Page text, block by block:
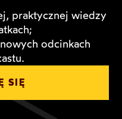
praktycznej wiedzy
odcinkach
SIĘ